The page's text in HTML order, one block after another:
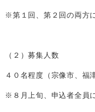
※第１回、第２回の両方
（２）募集人数
４０名程度（宗像市、福
※８月上旬、申込者全員